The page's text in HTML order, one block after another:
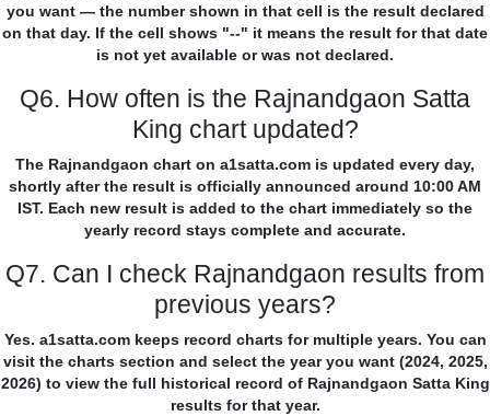
you want — the number shown in that cell is the result declared
on that day. If the cell shows "--" it means the result for that date
is not yet available or was not declared.
Q6. How often is the Rajnandgaon Satta
King chart updated?
The Rajnandgaon chart on a1satta.com is updated every day,
shortly after the result is officially announced around 10:00 AM
IST. Each new result is added to the chart immediately so the
yearly record stays complete and accurate.
Q7. Can I check Rajnandgaon results from
previous years?
Yes. a1satta.com keeps record charts for multiple years. You can
visit the charts section and select the year you want (2024, 2025,
2026) to view the full historical record of Rajnandgaon Satta King
results for that year.